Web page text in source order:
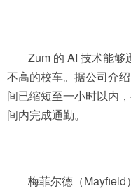
Zum 的 AI 技术能
不高的校车。据公司介
间已缩短至一小时以内
间内完成通勤。
梅菲尔德（Mayfield